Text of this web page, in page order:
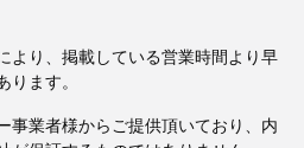
より、掲載している営業時間より早
ります。
事業者様からご提供頂いており、内